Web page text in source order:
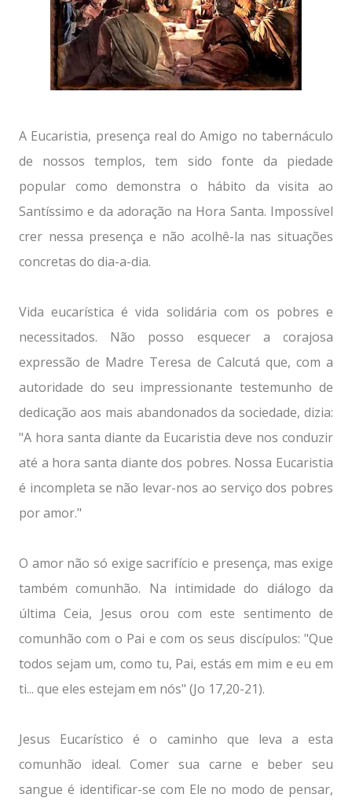
A Eucaristia, presença real do Amigo no tabernáculo
de nossos templos, tem sido fonte da piedade
popular como demonstra o hábito da visita ao
Santíssimo e da adoração na Hora Santa. Impossível
crer nessa presença e não acolhê-la nas situações
concretas do dia-a-dia.
Vida eucarística é vida solidária com os pobres e
necessitados. Não posso esquecer a corajosa
expressão de Madre Teresa de Calcutá que, com a
autoridade do seu impressionante testemunho de
dedicação aos mais abandonados da sociedade, dizia:
"A hora santa diante da Eucaristia deve nos conduzir
até a hora santa diante dos pobres. Nossa Eucaristia
é incompleta se não levar-nos ao serviço dos pobres
por amor."
O amor não só exige sacrifício e presença, mas exige
também comunhão. Na intimidade do diálogo da
última Ceia, Jesus orou com este sentimento de
comunhão com o Pai e com os seus discípulos: "Que
todos sejam um, como tu, Pai, estás em mim e eu em
ti... que eles estejam em nós" (Jo 17,20-21).
Jesus Eucarístico é o caminho que leva a esta
comunhão ideal. Comer sua carne e beber seu
sangue é identificar-se com Ele no modo de pensar,